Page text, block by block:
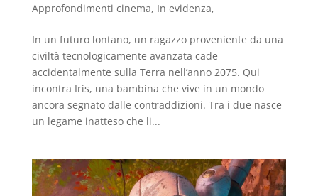
Approfondimenti cinema, In evidenza,
In un futuro lontano, un ragazzo proveniente da una
civiltà tecnologicamente avanzata cade
accidentalmente sulla Terra nell’anno 2075. Qui
incontra Iris, una bambina che vive in un mondo
ancora segnato dalle contraddizioni. Tra i due nasce
un legame inatteso che li...